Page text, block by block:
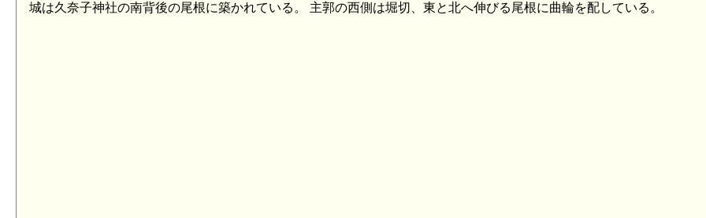
城は久奈子神社の南背後の尾根に築かれている。 主郭の西側は堀切、東と北へ伸びる尾根に曲輪を配している。